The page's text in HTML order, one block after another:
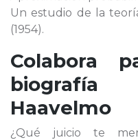
Un estudio de la
(1954).
Colabora
Haavelmo
¿Qué juicio te